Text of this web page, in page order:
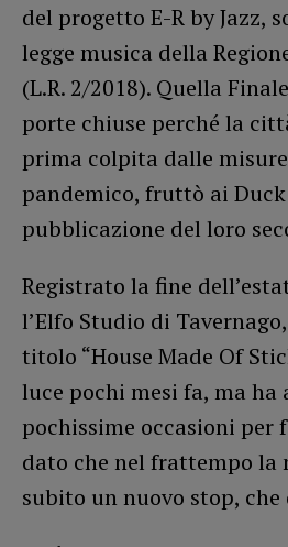
del progetto E-R by Jazz,
legge musica della
(L.R. 2/2018). Quella
porte chiuse perché la
prima colpita dalle
pandemico, fruttò ai Duck
pubblicazione del loro
Registrato la fine
l’Elfo Studio di
titolo “House Made Of
luce pochi mesi fa, ma ha
pochissime occasioni per
dato che nel frattempo la
subito un nuovo stop,